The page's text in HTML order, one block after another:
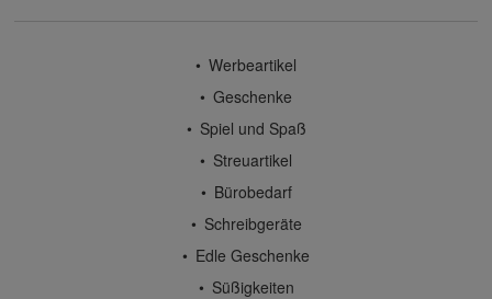
Werbeartikel
Geschenke
Spiel und Spaß
Streuartikel
Bürobedarf
Schreibgeräte
Edle Geschenke
Süßigkeiten